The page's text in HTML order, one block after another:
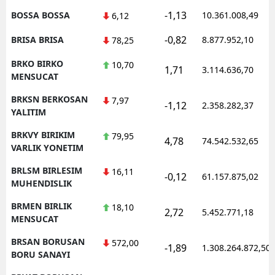
BOSSA BOSSA 6,12 -1,13 10.361.008,49
BRISA BRISA 78,25 -0,82 8.877.952,10
BRKO BIRKO
MENSUCAT
10,70 1,71 3.114.636,70
BRKSN BERKOSAN
YALITIM
7,97 -1,12 2.358.282,37
BRKVY BIRIKIM
VARLIK YONETIM
79,95 4,78 74.542.532,65
BRLSM BIRLESIM
MUHENDISLIK
16,11 -0,12 61.157.875,02
BRMEN BIRLIK
MENSUCAT
18,10 2,72 5.452.771,18
BRSAN BORUSAN
BORU SANAYI
572,00 -1,89 1.308.264.872,50